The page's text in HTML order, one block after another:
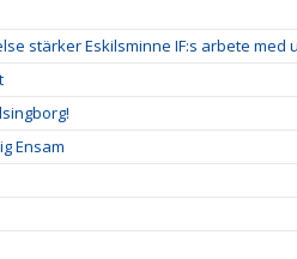
stärker Eskilsminne IF:s arbete med
Ensam